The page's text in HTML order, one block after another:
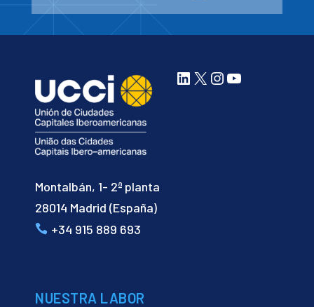
Montalbán, 1- 2ª planta
28014 Madrid (España)
+34 915 889 693
LinkedIn
X Instagram
YouTube
NUESTRA LABOR